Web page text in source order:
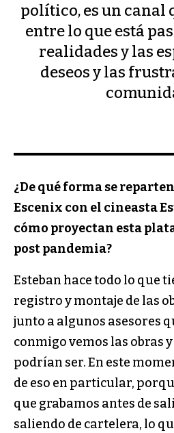
político, es un canal
entre lo que está
realidades y las
deseos y las
¿De qué forma se
Escenix con el cineasta
cómo proyectan esta
post pandemia?
Esteban hace todo lo que
registro y montaje de las
junto a algunos asesores
conmigo vemos las obras
podrían ser. En este
de eso en particular,
que grabamos antes de
saliendo de cartelera, lo